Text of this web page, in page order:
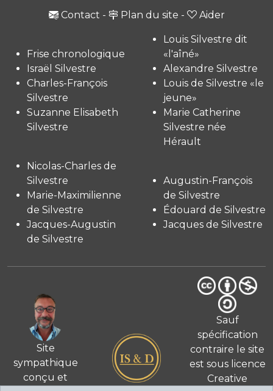
Contact - Plan du site - Aider
Frise chronologique
Israël Silvestre
Charles-François
Silvestre
Suzanne Elisabeth
Silvestre
Louis Silvestre dit
«l'aîné»
Alexandre Silvestre
Louis de Silvestre «le
jeune»
Marie Catherine
Silvestre née
Hérault
Nicolas-Charles de
Silvestre
Marie-Maximilienne
de Silvestre
Jacques-Augustin
de Silvestre
Augustin-François
de Silvestre
Édouard de Silvestre
Jacques de Silvestre
Site
sympathique
conçu et
Sauf
spécification
contraire le site
est sous licence
Creative